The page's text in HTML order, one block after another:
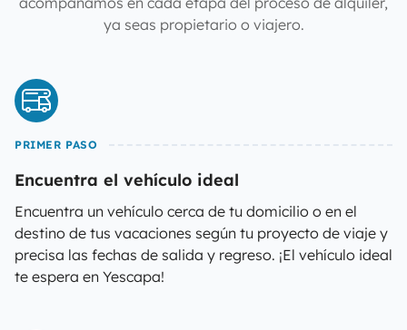
ya seas propietario o viajero.
PRIMER PASO
Encuentra el vehículo ideal
Encuentra un vehículo cerca de tu domicilio o en el
destino de tus vacaciones según tu proyecto de viaje y
precisa las fechas de salida y regreso. ¡El vehículo ideal
te espera en Yescapa!